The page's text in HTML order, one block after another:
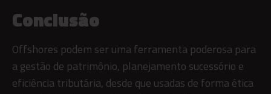
Conclusão
Offshores podem ser uma ferramenta poderosa para
a gestão de patrimônio, planejamento sucessório e
eficiência tributária, desde que usadas de forma ética